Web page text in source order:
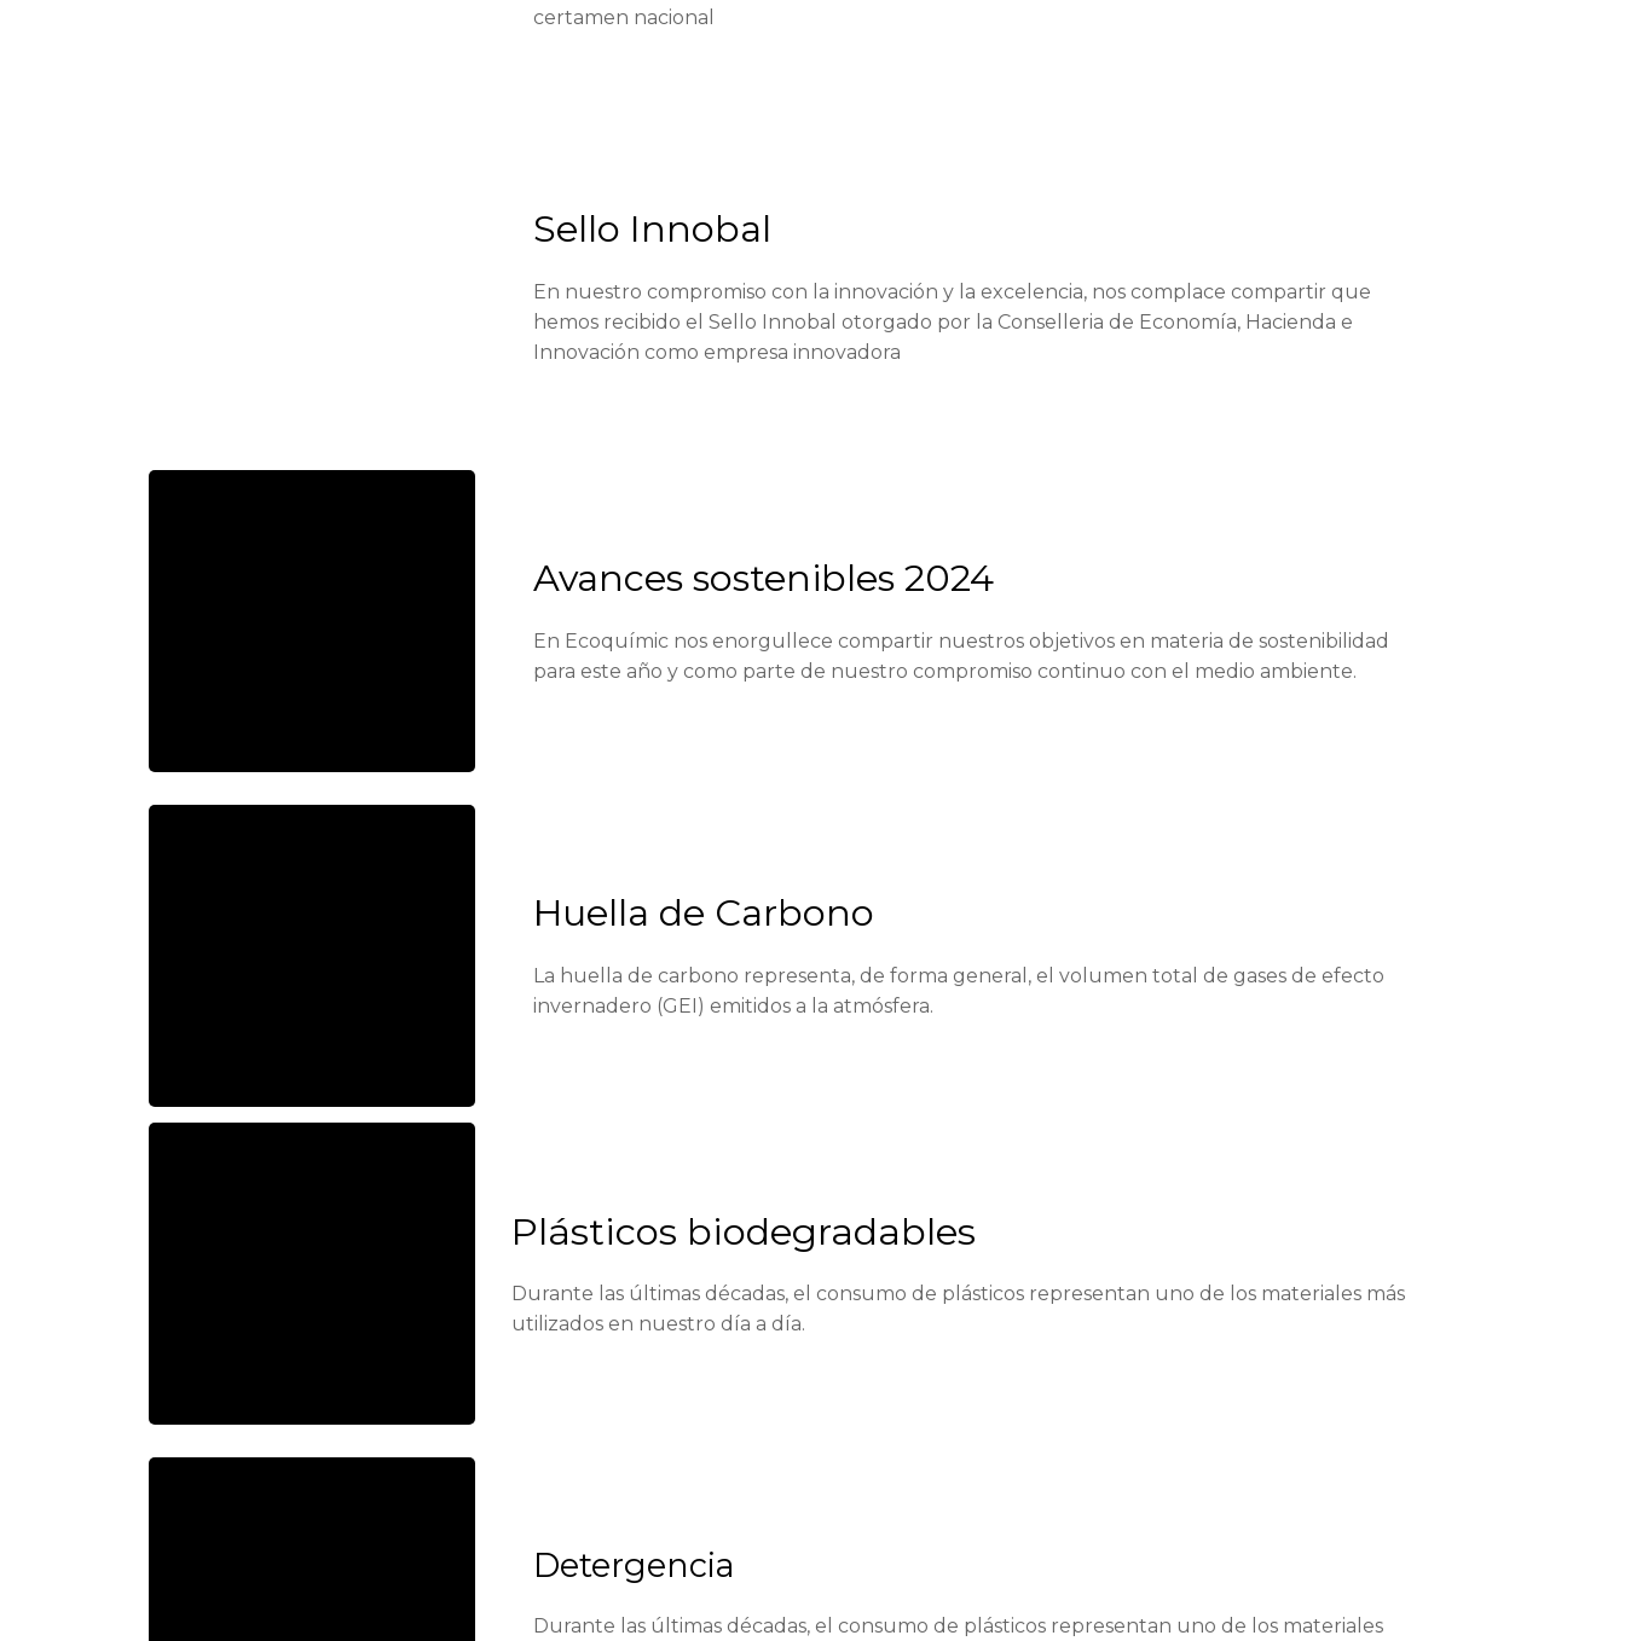
certamen nacional
Sello Innobal
En nuestro compromiso con la innovación y la excelencia, nos complace compartir que
hemos recibido el Sello Innobal otorgado por la Conselleria de Economía, Hacienda e
Innovación como empresa innovadora
Avances sostenibles 2024
En Ecoquímic nos enorgullece compartir nuestros objetivos en materia de sostenibilidad
para este año y como parte de nuestro compromiso continuo con el medio ambiente.
Huella de Carbono
La huella de carbono representa, de forma general, el volumen total de gases de efecto
invernadero (GEI) emitidos a la atmósfera.
Plásticos biodegradables
Durante las últimas décadas, el consumo de plásticos representan uno de los materiales más
utilizados en nuestro día a día.
Detergencia
Durante las últimas décadas, el consumo de plásticos representan uno de los materiales